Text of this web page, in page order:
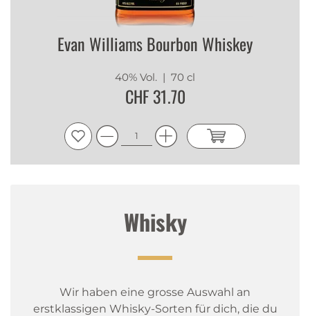
Evan Williams Bourbon Whiskey
40% Vol. | 70 cl
CHF 31.70
Whisky
Wir haben eine grosse Auswahl an
erstklassigen Whisky-Sorten für dich, die du